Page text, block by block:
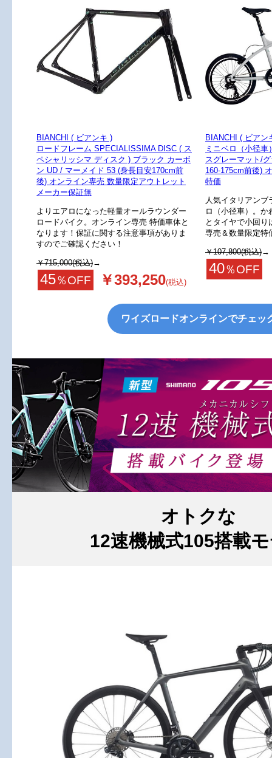
BIANCHI ( ビアンキ )
ロードフレーム SPECIALISSIMA DISC ( ス
ペシャリッシマ ディスク ) ブラック カーボ
ン UD / マーメイド 53 (身長目安170cm前
後) オンライン専売 数量限定アウトレット
メーカー保証無
よりエアロになった軽量オールラウンダー
ロードバイク。オンライン専売 特価車体と
なります！保証に関する注意事項がありま
すのでご確認ください！
￥715,000(税込)→
45％OFF ￥393,250(税込)
BIANCHI ( ビアン
ミニベロ（小径
スグレーマット/
160-175cm前後)
特価
人気イタリアンブ
ロ（小径車）。か
とタイヤで小回り
専売＆数量限定特
￥107,800(税込)→
40％OFF
ワイズロードオンラインでチェッ
オトクな
12速機械式105搭載